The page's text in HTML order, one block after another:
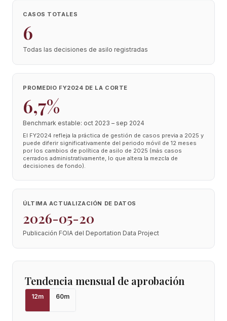
CASOS TOTALES
6
Todas las decisiones de asilo registradas
PROMEDIO FY2024 DE LA CORTE
6,7%
Benchmark estable: oct 2023 – sep 2024
El FY2024 refleja la práctica de gestión de casos previa a 2025 y
puede diferir significativamente del periodo móvil de 12 meses
por los cambios de política de asilo de 2025 (más casos
cerrados administrativamente, lo que altera la mezcla de
decisiones de fondo).
ÚLTIMA ACTUALIZACIÓN DE DATOS
2026-05-20
Publicación FOIA del Deportation Data Project
Tendencia mensual de aprobación
12m 60m